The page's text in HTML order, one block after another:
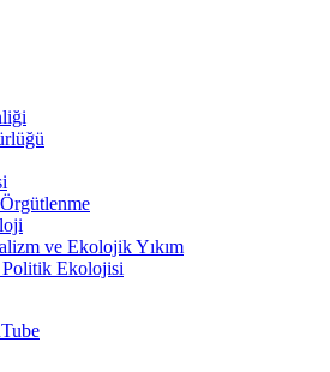
ve Ekolojik Yıkım
Ekolojisi